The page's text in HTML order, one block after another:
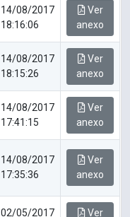
14/08/2017
18:16:06
Ver
anexo
14/08/2017
18:15:26
Ver
anexo
14/08/2017
17:41:15
Ver
anexo
14/08/2017
17:35:36
Ver
anexo
02/05/2017
Ver